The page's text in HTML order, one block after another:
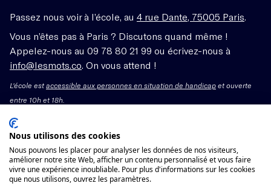
Passez nous voir à l’école, au 4 rue Dante, 75005 Paris.
Vous n’êtes pas à Paris ? Discutons quand même !
Appelez-nous au 09 78 80 21 99 ou écrivez-nous à
info@lesmots.co. On vous attend !
L'école estaccessible aux personnes en situation de handicap et ouverte
entre 10h et 18h.
Mentions légales – CGV
Organisme de formation enregistré sous le numéro
11755662775 auprès du préfet de région Île-de-France.
Nous utilisons des cookies
Nous pouvons les placer pour analyser les données de nos visiteurs,
améliorer notre site Web, afficher un contenu personnalisé et vous faire
vivre une expérience inoubliable. Pour plus d'informations sur les cookies
que nous utilisons, ouvrez les paramètres.